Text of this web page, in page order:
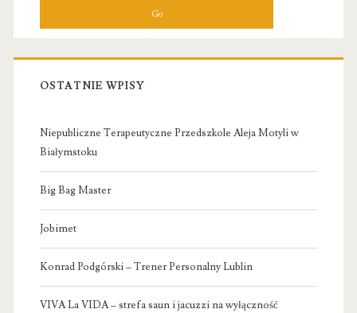
OSTATNIE WPISY
Niepubliczne Terapeutyczne Przedszkole Aleja Motyli w
Białymstoku
Big Bag Master
Jobimet
Konrad Podgórski – Trener Personalny Lublin
VIVA La VIDA – strefa saun i jacuzzi na wyłączność